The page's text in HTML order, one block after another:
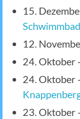
15.
Schwimmbad
12.
24. Oktober -
24. Oktober -
23. Oktober -